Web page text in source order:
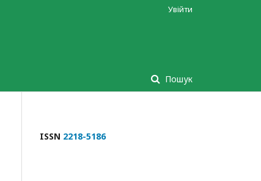
Пошук
Увійти
ISSN 2218-5186